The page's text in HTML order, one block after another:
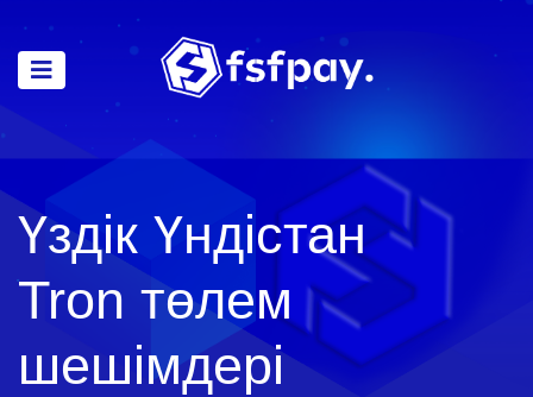
Үздік Үндістан
Tron төлем
шешімдері